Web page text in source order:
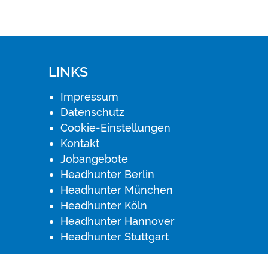
LINKS
Impressum
Datenschutz
Cookie-Einstellungen
Kontakt
Jobangebote
Headhunter Berlin
Headhunter München
Headhunter Köln
Headhunter Hannover
Headhunter Stuttgart